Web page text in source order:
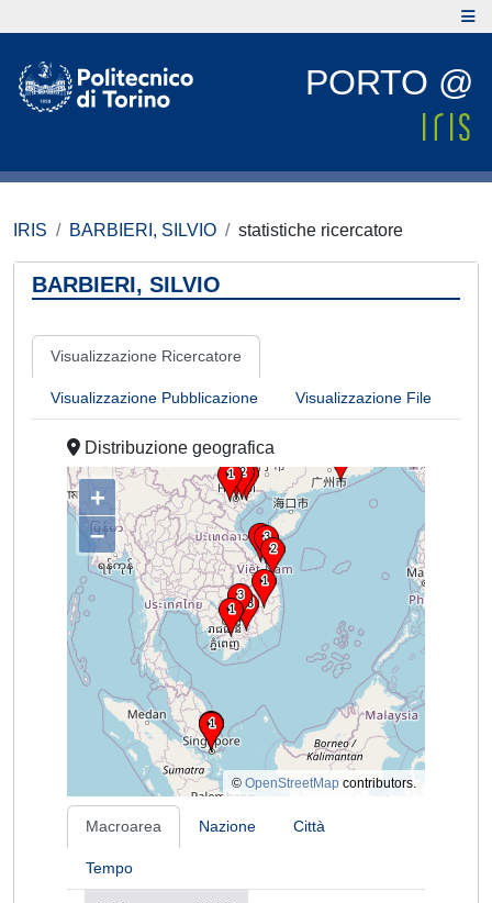
PORTO @
IRIS BARBIERI, SILVIO statistiche ricercatore
BARBIERI, SILVIO
Visualizzazione Ricercatore
Visualizzazione Pubblicazione Visualizzazione File
Distribuzione geografica
+
–
© OpenStreetMap contributors.
Macroarea Nazione Città
Tempo